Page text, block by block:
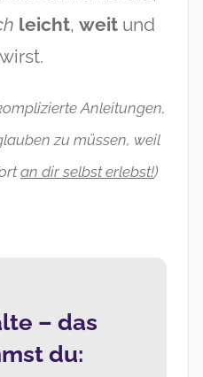
leicht, weitund
wirst.
Anleitungen,
zu müssen, weil
an dir selbst erlebst!)
– das
du: